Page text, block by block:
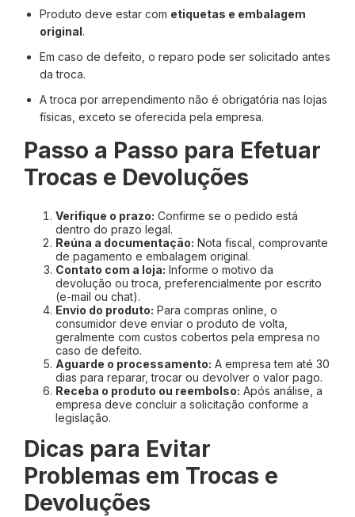
Produto deve estar com etiquetas e embalagem
original.
Em caso de defeito, o reparo pode ser solicitado antes
da troca.
A troca por arrependimento não é obrigatória nas lojas
físicas, exceto se oferecida pela empresa.
Passo a Passo para Efetuar
Trocas e Devoluções
Verifique o prazo: Confirme se o pedido está
dentro do prazo legal.
Reúna a documentação: Nota fiscal, comprovante
de pagamento e embalagem original.
Contato com a loja: Informe o motivo da
devolução ou troca, preferencialmente por escrito
(e-mail ou chat).
Envio do produto: Para compras online, o
consumidor deve enviar o produto de volta,
geralmente com custos cobertos pela empresa no
caso de defeito.
Aguarde o processamento: A empresa tem até 30
dias para reparar, trocar ou devolver o valor pago.
Receba o produto ou reembolso: Após análise, a
empresa deve concluir a solicitação conforme a
legislação.
Dicas para Evitar
Problemas em Trocas e
Devoluções